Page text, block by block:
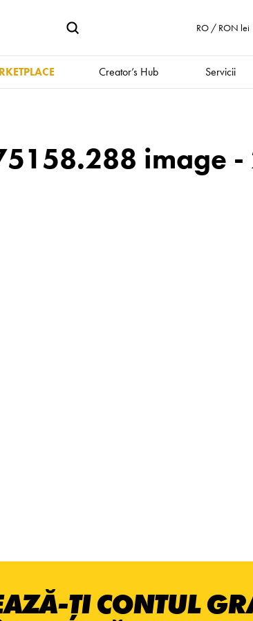
RO / RON lei
Creator’s Hub Servicii
image
ȚI CONTUL